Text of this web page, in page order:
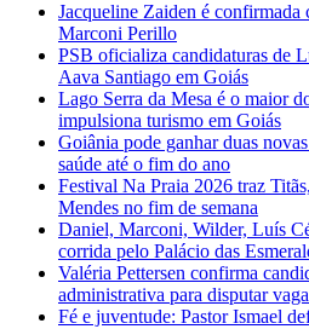
Jacqueline Zaiden é confirmada
Marconi Perillo
PSB oficializa candidaturas de
Aava Santiago em Goiás
Lago Serra da Mesa é o maior
impulsiona turismo em Goiás
Goiânia pode ganhar duas
saúde até o fim do ano
Festival Na Praia 2026 traz
Mendes no fim de semana
Daniel, Marconi, Wilder, Luís
corrida pelo Palácio das
Valéria Pettersen confirma
administrativa para disputar
Fé e juventude: Pastor Ismael